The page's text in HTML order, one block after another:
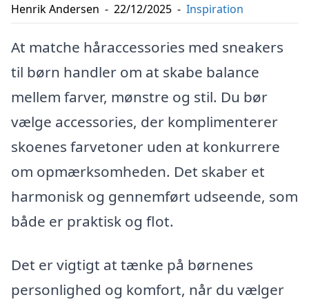
Henrik Andersen - 22/12/2025 - Inspiration
At matche håraccessories med sneakers
til børn handler om at skabe balance
mellem farver, mønstre og stil. Du bør
vælge accessories, der komplimenterer
skoenes farvetoner uden at konkurrere
om opmærksomheden. Det skaber et
harmonisk og gennemført udseende, som
både er praktisk og flot.
Det er vigtigt at tænke på børnenes
personlighed og komfort, når du vælger